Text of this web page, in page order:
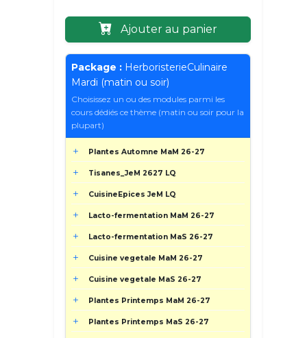
Ajouter au panier
Package : HerboristerieCulinaire
Mardi (matin ou soir)
Choisissez un ou des modules parmi les
cours dédiés ce thème (matin ou soir pour la
plupart)
Plantes Automne MaM 26-27
Tisanes_JeM 2627 LQ
CuisineEpices JeM LQ
Lacto-fermentation MaM 26-27
Lacto-fermentation MaS 26-27
Cuisine vegetale MaM 26-27
Cuisine vegetale MaS 26-27
Plantes Printemps MaM 26-27
Plantes Printemps MaS 26-27